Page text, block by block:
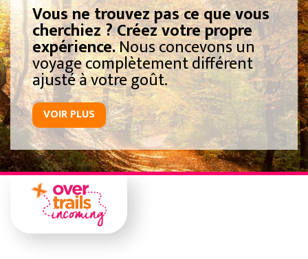
Vous ne trouvez pas ce que vous
cherchiez ? Créez votre propre
expérience.Nous concevons un
voyage complètement différent
ajusté à votre goût.
VOIR PLUS